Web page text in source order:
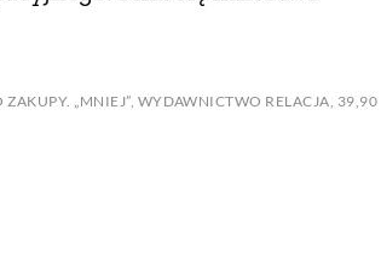
„MNIEJ”, WYDAWNICTWO RELACJA, 39,90